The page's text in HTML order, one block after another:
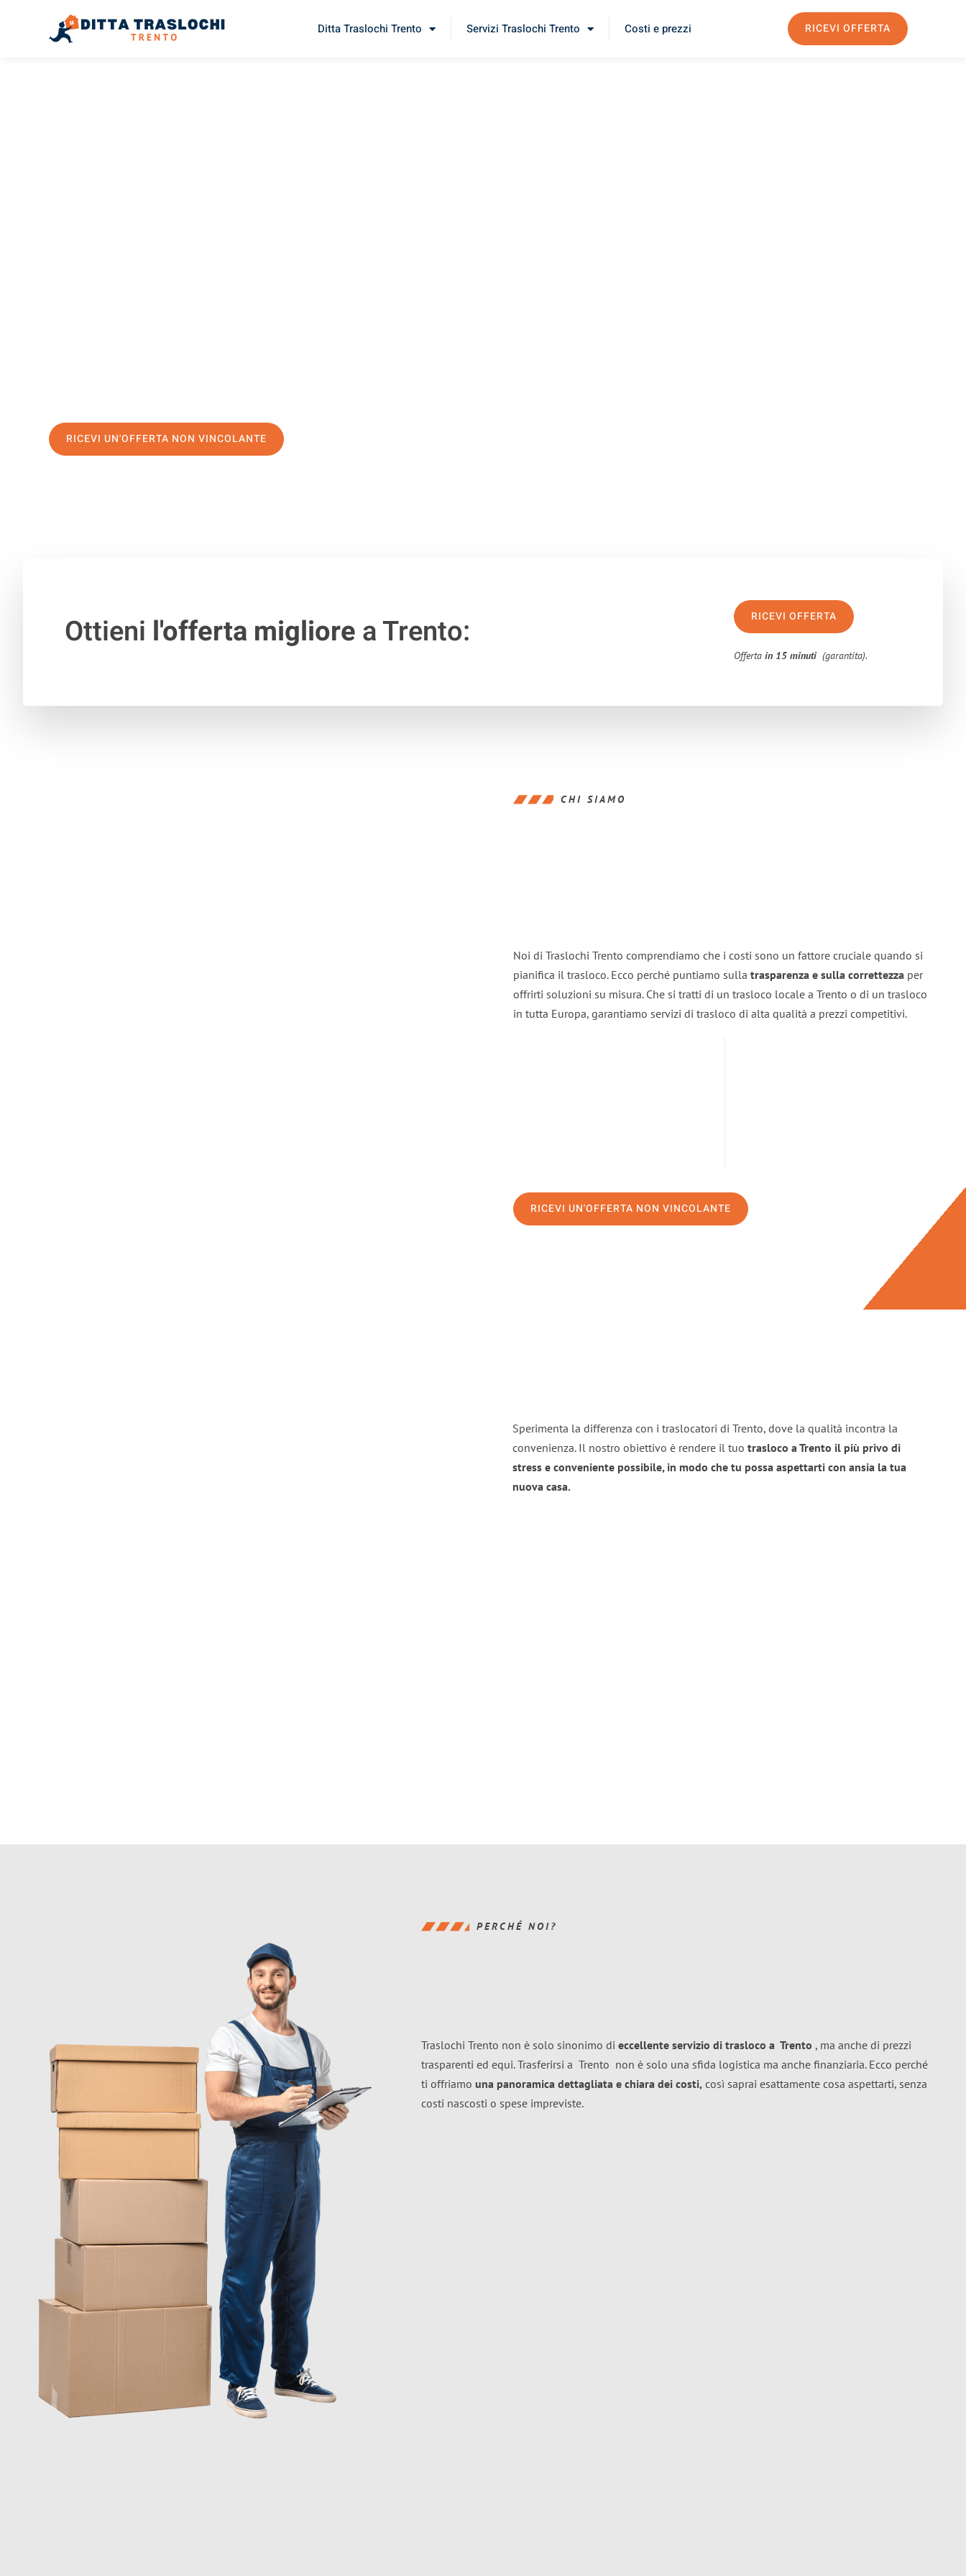
Ditta Traslochi Trento Servizi Traslochi Trento Costi e prezzi RICEVI OFFERTA
RICEVI UN'OFFERTA NON VINCOLANTE
Ottieni l'offerta migliorea Trento: RICEVI OFFERTA
Offertain 15 minuti (garantita).
CHI SIAMO
Noi di Traslochi Trento comprendiamo che i costi sono un fattore cruciale quando si
pianifica il trasloco. Ecco perché puntiamo sulla trasparenza e sulla correttezza per
offrirti soluzioni su misura. Che si tratti di un trasloco locale a Trento o di un trasloco
in tutta Europa, garantiamo servizi di trasloco di alta qualità a prezzi competitivi.
RICEVI UN'OFFERTA NON VINCOLANTE
Sperimenta la differenza con i traslocatori di Trento, dove la qualità incontra la
convenienza. Il nostro obiettivo è rendere il tuo trasloco a Trento il più privo di
stress e conveniente possibile, in modo che tu possa aspettarti con ansia la tua
nuova casa.
PERCHÉ NOI?
Traslochi Trento non è solo sinonimo di eccellente servizio di trasloco a Trento , ma anche di prezzi
trasparenti ed equi. Trasferirsi a Trento non è solo una sfida logistica ma anche finanziaria. Ecco perché
ti offriamo una panoramica dettagliata e chiara dei costi, così saprai esattamente cosa aspettarti, senza
costi nascosti o spese impreviste.